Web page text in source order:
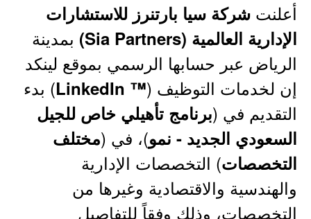
أعلنت شركة سيا بارتنرز للاستشارات
الإدارية العالمية (Sia Partners)
بمدينة
الرياض عبر حسابها الرسمي بموقع لينكد
إن لخدمات التوظيف (™ LinkedIn
) بدء
التقديم في (برنامج تأهيلي خاص للجيل
السعودي الجديد - نمو)، في (مختلف
التخصصات) التخصصات الإدارية
والهندسية والاقتصادية وغيرها من
التخصصات، وذلك وفقاً للتفاصيل